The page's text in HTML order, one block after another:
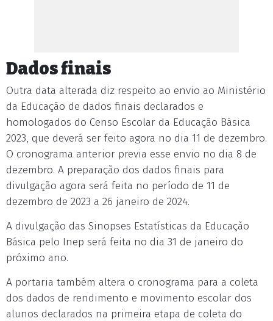
Dados finais
Outra data alterada diz respeito ao envio ao Ministério
da Educação de dados finais declarados e
homologados do Censo Escolar da Educação Básica
2023, que deverá ser feito agora no dia 11 de dezembro.
O cronograma anterior previa esse envio no dia 8 de
dezembro. A preparação dos dados finais para
divulgação agora será feita no período de 11 de
dezembro de 2023 a 26 janeiro de 2024.
A divulgação das Sinopses Estatísticas da Educação
Básica pelo Inep será feita no dia 31 de janeiro do
próximo ano.
A portaria também altera o cronograma para a coleta
dos dados de rendimento e movimento escolar dos
alunos declarados na primeira etapa de coleta do